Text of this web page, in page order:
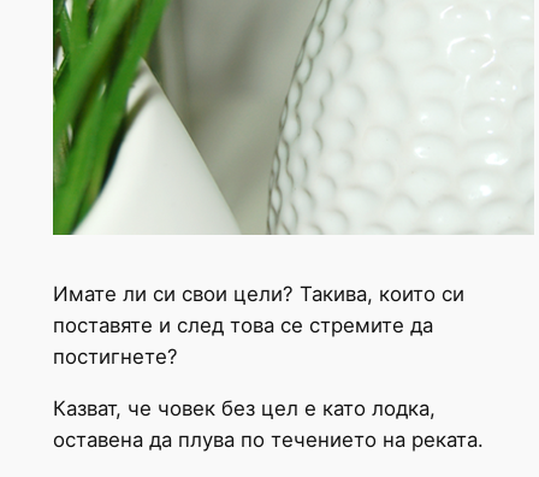
Имате ли си свои цели? Такива, които си
поставяте и след това се стремите да
постигнете?
Казват, че човек без цел е като лодка,
оставена да плува по течението на реката.